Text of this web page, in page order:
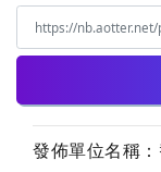
發佈單位名稱